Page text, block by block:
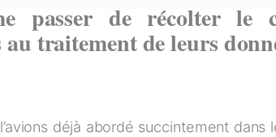
passer de récolter le
au traitement de leurs
déjà abordé succintement dans